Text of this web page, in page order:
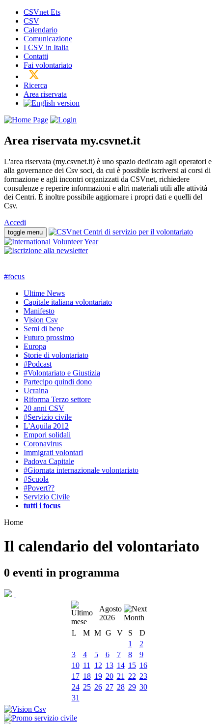
CSVnet Ets
CSV
Calendario
Comunicazione
I CSV in Italia
Contatti
Fai volontariato
Ricerca
Area riservata
Area riservata my.csvnet.it
L'area riservata (my.csvnet.it) è uno spazio dedicato agli operatori e
alla governance dei Csv soci, da cui è possibile iscriversi ai corsi di
formazione e agli incontri organizzati da CSVnet, richiedere
consulenze e reperire informazioni e altri materiali utili alle attività
dei Centri. È inoltre possibile aggiornare i propri dati e quelli del
Csv.
Accedi
toggle menu
#focus
Ultime News
Capitale italiana volontariato
Manifesto
Vision Csv
Semi di bene
Futuro prossimo
Europa
Storie di volontariato
#Podcast
#Volontariato e Giustizia
Partecipo quindi dono
Ucraina
Riforma Terzo settore
20 anni CSV
#Servizio civile
L'Aquila 2012
Empori solidali
Coronavirus
Immigrati volontari
Padova Capitale
#Giornata internazionale volontariato
#Scuola
#Povert??
Servizio Civile
tutti i focus
Home
Il calendario del volontariato
0 eventi in programma
Agosto
2026
L
M M G V S
D
1
2
3
4 5 6 7 8
9
10 11 12 13 14 15 16
17 18 19 20 21 22 23
24 25 26 27 28 29 30
31